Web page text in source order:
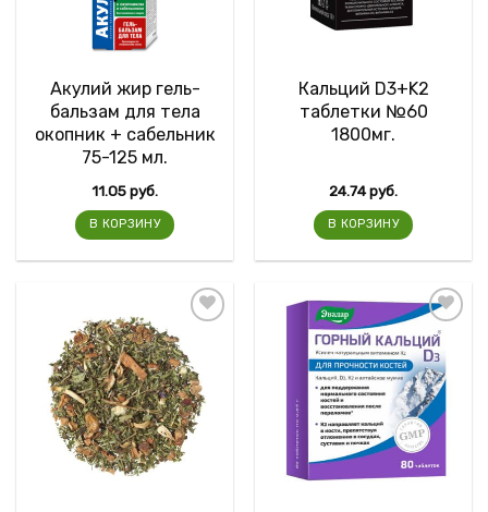
Акулий жир гель-
бальзам для тела
окопник + сабельник
75-125 мл.
11.05руб.
В КОРЗИНУ
Кальций D3+K2
таблетки №60
1800мг.
24.74руб.
В КОРЗИНУ